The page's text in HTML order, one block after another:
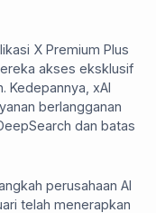
X Premium Plus
akses eksklusif
Kedepannya, xAI
berlangganan
dan batas
perusahaan AI
telah menerapkan